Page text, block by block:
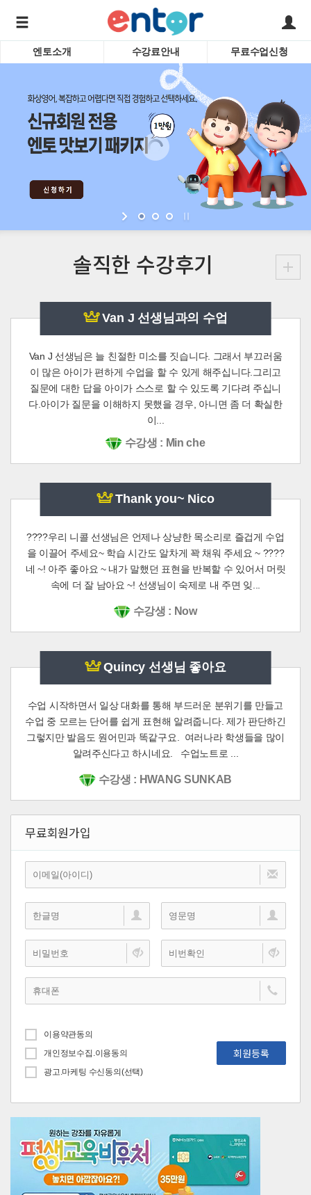
바로가기
서비스안내
강사소개
회사소개
어린이
비즈니
인터뷰
시험영
영자신
수업교
엔토소개 수강료안내 무료수업신청
솔직한 수강후기
Van J 선생님과의 수업
Van J 선생님은 늘 친절한 미소를 짓습니다. 그래서 부끄러움
이 많은 아이가 편하게 수업을 할 수 있게 해주십니다.그리고
질문에 대한 답을 아이가 스스로 할 수 있도록 기다려 주십니
다.아이가 질문을 이해하지 못했을 경우, 아니면 좀 더 확실한
이...
수강생 : Min che
Thank you~ Nico
????우리 니콜 선생님은 언제나 상냥한 목소리로 즐겁게 수업
을 이끌어 주세요~ 학습 시간도 알차게 꽉 채워 주세요 ~ ????
네 ~! 아주 좋아요 ~ 내가 말했던 표현을 반복할 수 있어서 머릿
속에 더 잘 남아요 ~! 선생님이 숙제로 내 주면 잊...
수강생 : Now
Quincy 선생님 좋아요
수업 시작하면서 일상 대화를 통해 부드러운 분위기를 만들고
수업 중 모르는 단어를 쉽게 표현해 알려줍니다. 제가 판단하긴
그렇지만 발음도 원어민과 똑같구요. 여러나라 학생들을 많이
알려주신다고 하시네요. 수업노트로 ...
수강생 : HWANG SUNKAB
무료회원가입
이용약관동의
개인정보수집.이용동의
광고.마케팅 수신동의(선택)
회원등록